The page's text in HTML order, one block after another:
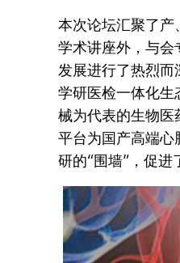
本次论坛汇聚了
学术讲座外，与
发展进行了热烈
学研医检一体化
械为代表的生物
平台为国产高端
研的“围墙”，促进